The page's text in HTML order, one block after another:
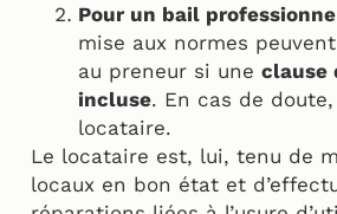
Pour un bail
mise aux normes
au preneur si une clause
incluse. En cas de
locataire.
Le locataire est, lui, tenu de
locaux en bon état et